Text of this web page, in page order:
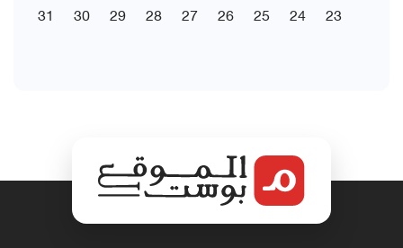
23
24
25
26
27
28
29
30
31